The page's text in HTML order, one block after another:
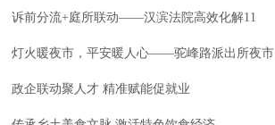
诉前分流+庭所联动——汉滨法院高效化解11
灯火暖夜市，平安暖人心——驼峰路派出所夜市
政企联动聚人才 精准赋能促就业